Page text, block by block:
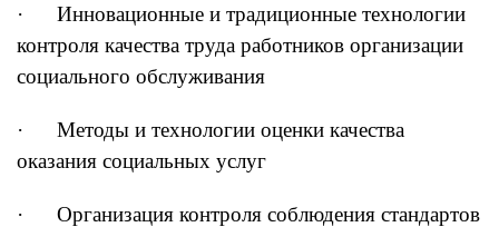
· Инновационные и традиционные технологии
контроля качества труда работников организации
социального обслуживания
· Методы и технологии оценки качества
оказания социальных услуг
· Организация контроля соблюдения стандартов